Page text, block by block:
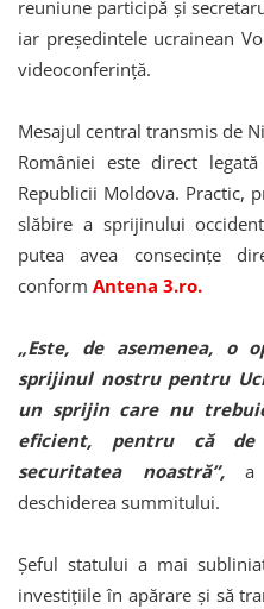
reuniune participă și
iar președintele ucrainean
videoconferință.
Mesajul central transmis de
României este direct
Republicii Moldova. Practic,
slăbire a sprijinului
putea avea consecințe
conform Antena 3.ro.
„Este, de asemenea, o
sprijinul nostru pentru
un sprijin care nu
eficient, pentru că de
securitatea noastră”, a
deschiderea summitului.
Șeful statului a mai
investițiile în apărare și să